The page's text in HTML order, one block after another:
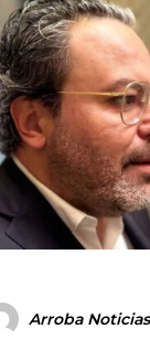
Arroba Noticias